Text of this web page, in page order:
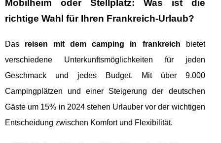
Mobilheim oder Stellplatz: Was ist die
richtige Wahl für Ihren Frankreich-Urlaub?
Das reisen mit dem camping in frankreich bietet
verschiedene Unterkunftsmöglichkeiten für jeden
Geschmack und jedes Budget. Mit über 9.000
Campingplätzen und einer Steigerung der deutschen
Gäste um 15% in 2024 stehen Urlauber vor der wichtigen
Entscheidung zwischen Komfort und Flexibilität.